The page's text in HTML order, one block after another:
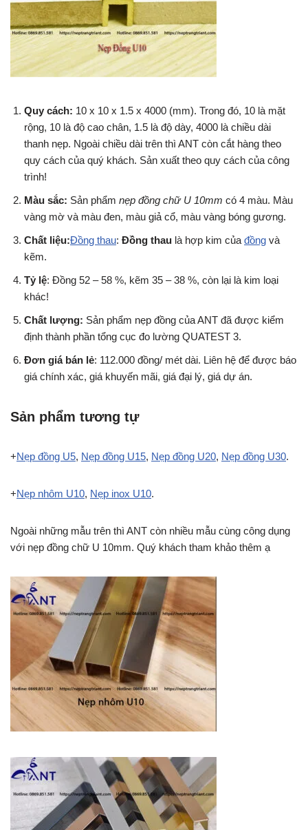
Quy cách: 10 x 10 x 1.5 x 4000 (mm). Trong đó, 10 là mặt
rộng, 10 là độ cao chân, 1.5 là độ dày, 4000 là chiều dài
thanh nẹp. Ngoài chiều dài trên thì ANT còn cắt hàng theo
quy cách của quý khách. Sản xuất theo quy cách của công
trình!
Màu sắc: Sản phẩm nẹp đồng chữ U 10mm có 4 màu. Màu
vàng mờ và màu đen, màu giả cổ, màu vàng bóng gương.
Chất liệu:Đồng thau: Đồng thau là hợp kim của đồng và
kẽm.
Tỷ lệ: Đồng 52 – 58 %, kẽm 35 – 38 %, còn lại là kim loại
khác!
Chất lượng: Sản phẩm nẹp đồng của ANT đã được kiểm
định thành phần tổng cục đo lường QUATEST 3.
Đơn giá bán lẻ: 112.000 đồng/ mét dài. Liên hệ để được báo
giá chính xác, giá khuyến mãi, giá đại lý, giá dự án.
Sản phẩm tương tự
+Nẹp đồng U5, Nẹp đồng U15, Nẹp đồng U20, Nẹp đồng U30.
+Nẹp nhôm U10, Nẹp inox U10.
Ngoài những mẫu trên thì ANT còn nhiều mẫu cùng công dụng
với nẹp đồng chữ U 10mm. Quý khách tham khảo thêm ạ